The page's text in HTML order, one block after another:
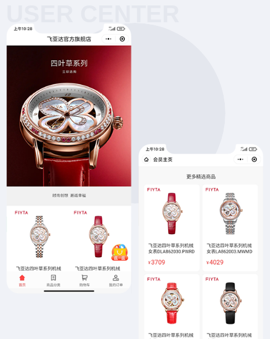
首页设计